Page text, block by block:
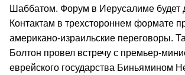
Шаббатом. Форум в Иерусалиме будет
Контактам в трехстороннем формате
американо-израильские переговоры.
Болтон провел встречу с премьер-
еврейского государства Биньямином